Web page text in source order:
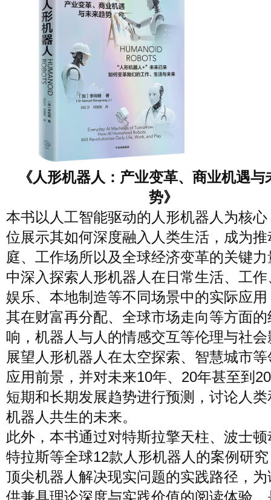
《人形机器人：产业变革、商业机遇与
势》
本书以人工智能驱动的人形机器人为核
位展示其如何深度融入人类生活，成为推
庭、工作场所以及全球经济变革的关键
中深入探索人形机器人在日常生活、工
娱乐、本地制造等不同场景中的实际应
其在财富再分配、全球市场走向等方面
响，机器人与人的情感交互等伦理与社
展望人形机器人在太空探索、智慧城市
应用前景，并对未来10年、20年甚至到
短期和长期发展趋势进行预测，讨论人
机器人共生的未来。
此外，本书通过对特斯拉擎天柱、波士
特拉斯等全球12款人形机器人的案例研
顶尖机器人解决现实问题的实践路径，
供兼具理论深度与实践价值的阅读体验